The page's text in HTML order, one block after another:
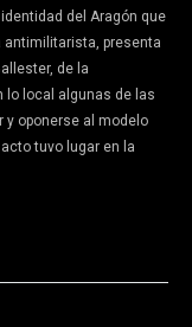
del Aragón que
antimilitarista, presenta
de la
lo local algunas de las
y oponerse al modelo
tuvo lugar en la